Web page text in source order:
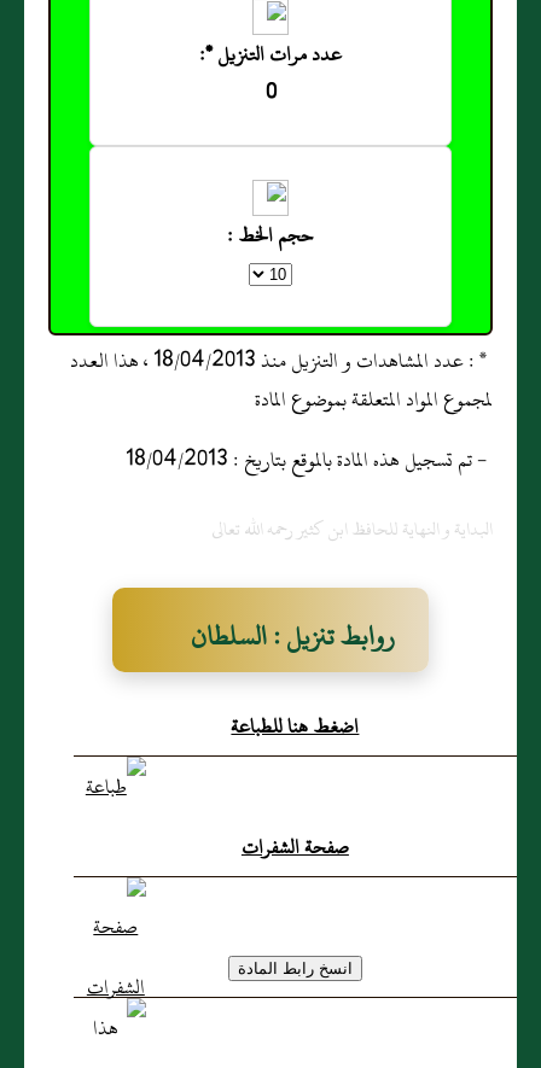
عدد مرات التنزيل *:
0
حجم الخط :
* : عدد المشاهدات و التنزيل منذ 18/04/2013 ، هذا العدد
لمجموع المواد المتعلقة بموضوع المادة
- تم تسجيل هذه المادة بالموقع بتاريخ : 18/04/2013
البداية و النهاية للحافظ ابن كثير رحمه الله تعالى
روابط تنزيل : السلطان
إبراهيم بن السلطان محمود
اضغط هنا للطباعة
صفحة الشفرات